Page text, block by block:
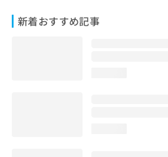
新着おすすめ記事
問